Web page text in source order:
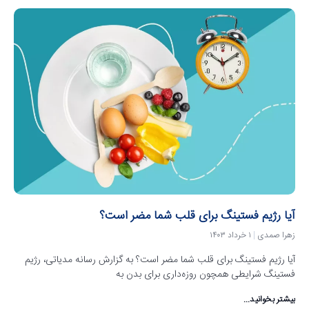
آیا رژیم فستینگ برای قلب شما مضر است؟
زهرا صمدی ۱ خرداد ۱۴۰۳
آیا رژیم فستینگ برای قلب شما مضر است؟ به گزارش رسانه مدیاتی، رژیم
فستینگ شرایطی همچون روزه‌داری برای بدن به
بیشتر بخوانید...